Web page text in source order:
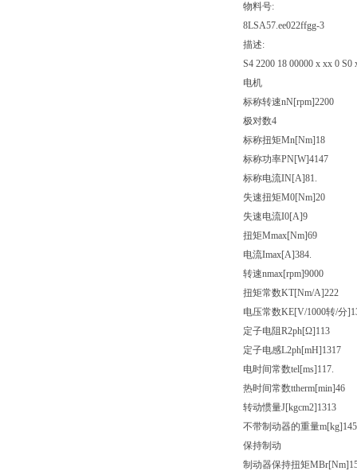
物料号:
8LSA57.ee022ffgg-3
描述:
S4 2200 18 00000 x xx 0 S0
电机
标称转速nN[rpm]2200
极对数4
标称扭矩Mn[Nm]18
标称功率PN[W]4147
标称电流IN[A]81.
失速扭矩M0[Nm]20
失速电流I0[A]9
扭矩Mmax[Nm]69
电流Imax[A]384.
转速nmax[rpm]9000
扭矩常数KT[Nm/A]222
电压常数KE[V/1000转/分
定子电阻R2ph[Ω]113
定子电感L2ph[mH]1317
电时间常数tel[ms]117.
热时间常数ttherm[min]46
转动惯量J[kgcm2]1313
不带制动器的重量
保持制动
制动器保持扭矩